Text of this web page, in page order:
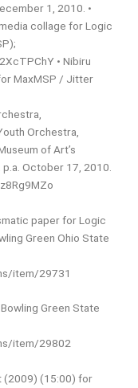
1, 2010. •
collage for Logic
• Nibiru
MaxMSP / Jitter
Orchestra,
of Art’s
October 17, 2010.
paper for Logic
Green Ohio State
item/29731
Green State
item/29802
(2009) (15:00) for